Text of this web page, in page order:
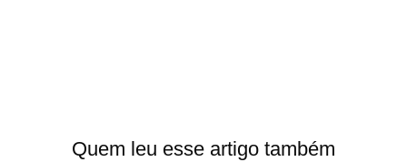
Quem leu esse artigo também